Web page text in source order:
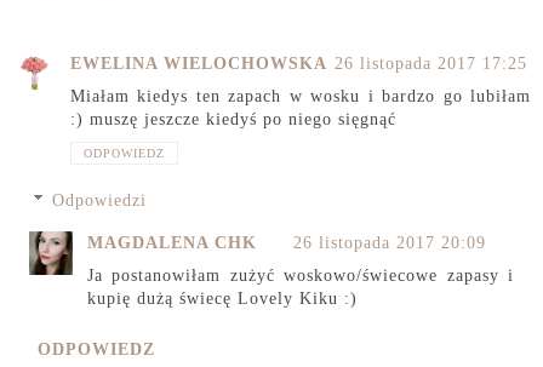
EWELINA WIELOCHOWSKA 26 listopada 2017 17:25
Miałam kiedys ten zapach w wosku i bardzo go lubiłam
:) muszę jeszcze kiedyś po niego sięgnąć
ODPOWIEDZ
Odpowiedzi
MAGDALENA CHK
26 listopada 2017 20:09
Ja postanowiłam zużyć woskowo/świecowe zapasy i
kupię dużą świecę Lovely Kiku :)
ODPOWIEDZ